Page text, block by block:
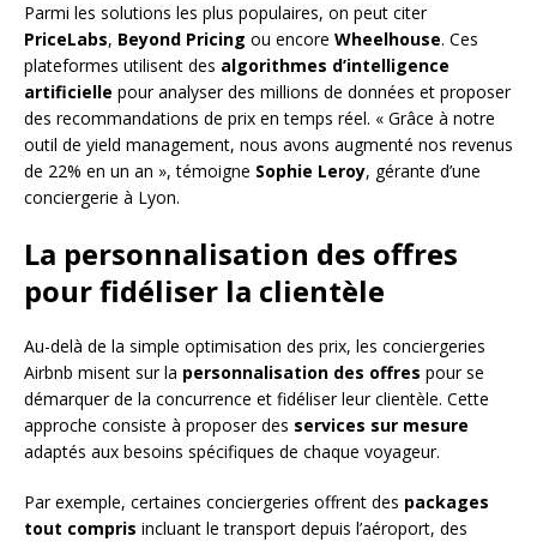
Parmi les solutions les plus populaires, on peut citer
PriceLabs, Beyond Pricing ou encore Wheelhouse. Ces
plateformes utilisent des algorithmes d’intelligence
artificielle pour analyser des millions de données et proposer
des recommandations de prix en temps réel. « Grâce à notre
outil de yield management, nous avons augmenté nos revenus
de 22% en un an », témoigne Sophie Leroy, gérante d’une
conciergerie à Lyon.
La personnalisation des offres
pour fidéliser la clientèle
Au-delà de la simple optimisation des prix, les conciergeries
Airbnb misent sur la personnalisation des offres pour se
démarquer de la concurrence et fidéliser leur clientèle. Cette
approche consiste à proposer des services sur mesure
adaptés aux besoins spécifiques de chaque voyageur.
Par exemple, certaines conciergeries offrent des packages
tout compris incluant le transport depuis l’aéroport, des